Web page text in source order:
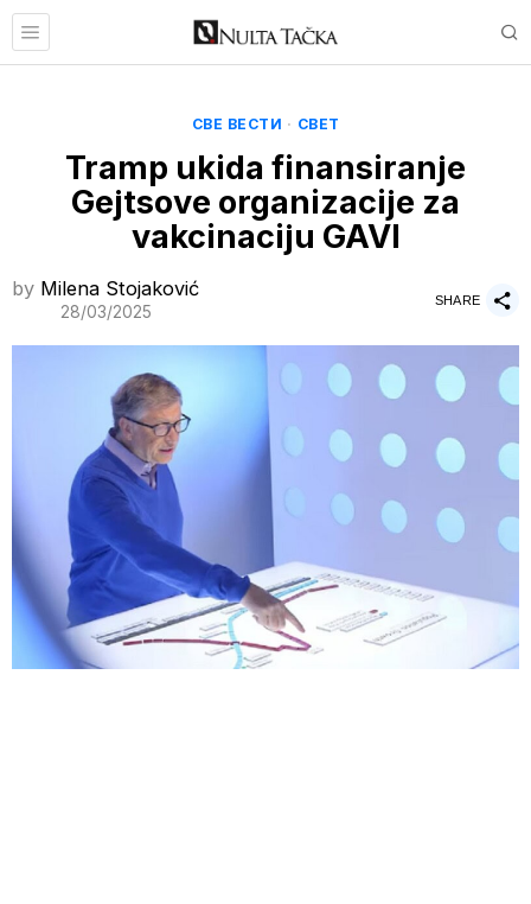
СВЕ ВЕСТИ · СВЕТ
Tramp ukida finansiranje
Gejtsove organizacije za
vakcinaciju GAVI
by Milena Stojaković
28/03/2025
SHARE